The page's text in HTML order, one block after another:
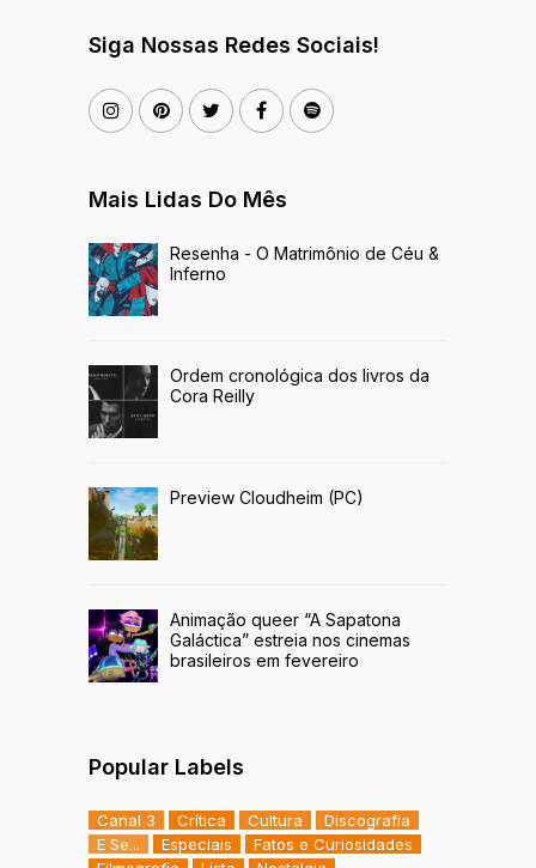
Siga Nossas Redes Sociais!
Mais Lidas Do Mês
Resenha - O Matrimônio de Céu &
Inferno
Ordem cronológica dos livros da
Cora Reilly
Preview Cloudheim (PC)
Animação queer “A Sapatona
Galáctica” estreia nos cinemas
brasileiros em fevereiro
Popular Labels
Canal 3 Crítica Cultura
Discografia
E Se...
Especiais
Fatos e Curiosidades